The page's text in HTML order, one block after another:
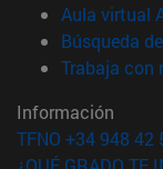
Aula virtual
Búsqueda
Trabaja con
Información
TFNO +34 948 42